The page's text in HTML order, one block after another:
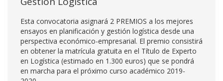
Esta convocatoria asignará 2 PREMIOS a los mejores
ensayos en planificación y gestión logística desde una
perspectiva económico-empresarial. El premio consistirá
en obtener la matrícula gratuita en el Título de Experto
en Logística (estimado en 1.300 euros) que se pondrá
en marcha para el próximo curso académico 2019-